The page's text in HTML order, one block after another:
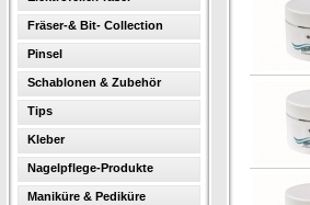
Fräser-& Bit- Collection
Pinsel
Schablonen & Zubehör
Tips
Kleber
Nagelpflege-Produkte
Maniküre & Pediküre